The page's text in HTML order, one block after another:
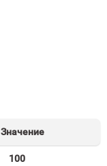
Значение
100